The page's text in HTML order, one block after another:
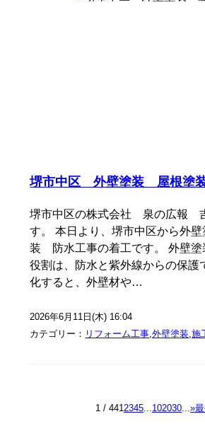
堺市中区 外壁塗装 屋根塗
堺市中区の株式会社 泉の広報
す。 本日より、堺市中区から外
装 防水工事の着工です。 外壁塗
役割は、防水と紫外線からの保護
化すると、外壁材や…
2026年6月11日(木) 16:04
カテゴリー： リフォーム工事,外壁塗装,施
1 / 4412345...102030...»